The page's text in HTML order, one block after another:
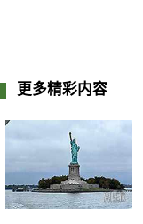
更多精彩内容